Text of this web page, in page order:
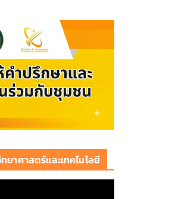
าศาสตร์และเทคโนโลยี